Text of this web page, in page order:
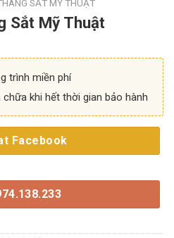
SẮT MỸ THUẬT
Sắt Mỹ Thuật
trình miền phí
khi hết thời gian bảo hành
Facebook